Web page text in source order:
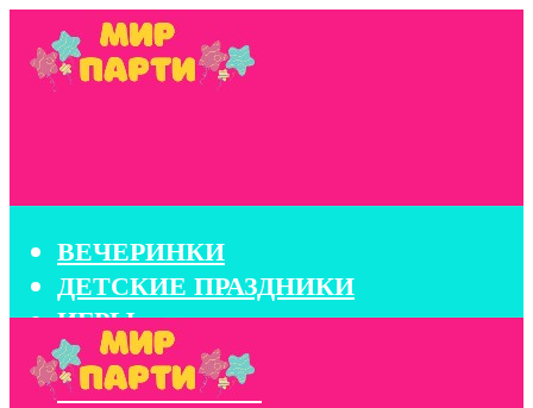
ВЕЧЕРИНКИ
ДЕТСКИЕ ПРАЗДНИКИ
ИГРЫ
КОНКУРСЫ
КОРПОРАТИВЫ